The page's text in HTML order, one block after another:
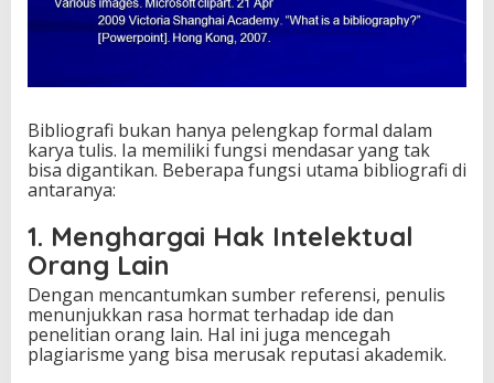
Bibliografi bukan hanya pelengkap formal dalam
karya tulis. Ia memiliki fungsi mendasar yang tak
bisa digantikan. Beberapa fungsi utama bibliografi di
antaranya:
1. Menghargai Hak Intelektual
Orang Lain
Dengan mencantumkan sumber referensi, penulis
menunjukkan rasa hormat terhadap ide dan
penelitian orang lain. Hal ini juga mencegah
plagiarisme yang bisa merusak reputasi akademik.